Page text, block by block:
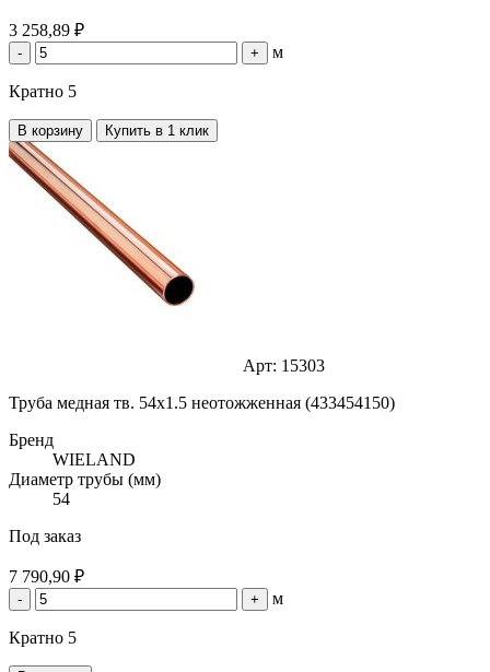
3 258,89 ₽
- + м
Кратно 5
В корзину Купить в 1 клик
Арт: 15303
Труба медная тв. 54х1.5 неотожженная (433454150)
Бренд
WIELAND
Диаметр трубы (мм)
54
Под заказ
7 790,90 ₽
- + м
Кратно 5